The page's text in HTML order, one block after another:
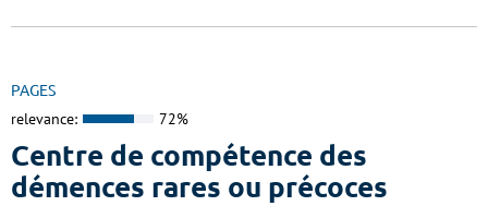
PAGES
relevance: 72%
Centre de compétence des
démences rares ou précoces